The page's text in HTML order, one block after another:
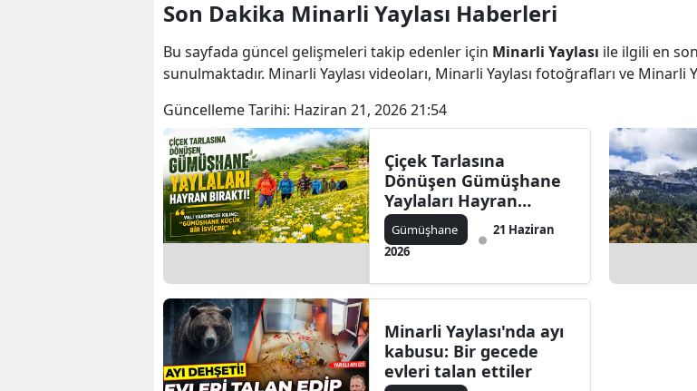
Bingöl
Bolu
Burdur
Bursa
Çankırı
Son Dakika Minarli Yaylası Haberleri
Bu sayfada güncel gelişmeleri takip edenler için Minarli Yaylası ile ilgili en
sunulmaktadır. Minarli Yaylası videoları, Minarli Yaylası fotoğrafları ve Minarli
Güncelleme Tarihi: Haziran 21, 2026 21:54
Çiçek Tarlasına
Dönüşen Gümüşhane
Yaylaları Hayran
Bıraktı
Gümüşhane
21 Haziran
2026
Minarli Yaylası'nda ayı
kabusu: Bir gecede
evleri talan ettiler